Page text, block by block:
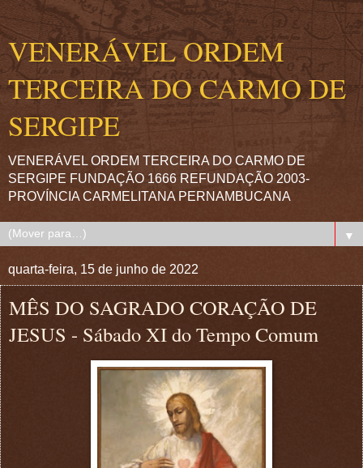
VENERÁVEL ORDEM
TERCEIRA DO CARMO DE
SERGIPE
VENERÁVEL ORDEM TERCEIRA DO CARMO DE
SERGIPE FUNDAÇÃO 1666 REFUNDAÇÃO 2003-
PROVÍNCIA CARMELITANA PERNAMBUCANA
▼
quarta-feira, 15 de junho de 2022
MÊS DO SAGRADO CORAÇÃO DE
JESUS - Sábado XI do Tempo Comum